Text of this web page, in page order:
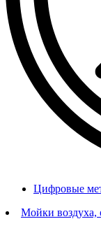
Цифровые
Мойки воздуха,